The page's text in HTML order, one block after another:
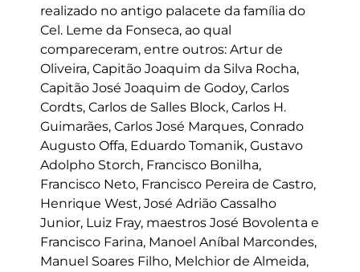
realizado no antigo palacete da família do
Cel. Leme da Fonseca, ao qual
compareceram, entre outros: Artur de
Oliveira, Capitão Joaquim da Silva Rocha,
Capitão José Joaquim de Godoy, Carlos
Cordts, Carlos de Salles Block, Carlos H.
Guimarães, Carlos José Marques, Conrado
Augusto Offa, Eduardo Tomanik, Gustavo
Adolpho Storch, Francisco Bonilha,
Francisco Neto, Francisco Pereira de Castro,
Henrique West, José Adrião Cassalho
Junior, Luiz Fray, maestros José Bovolenta e
Francisco Farina, Manoel Aníbal Marcondes,
Manuel Soares Filho, Melchior de Almeida,